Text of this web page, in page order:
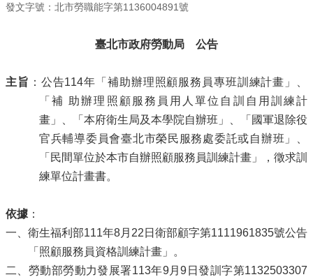
發文字號：北市勞職能字第1136004891號
臺北市政府勞動局 公告
主旨 ：公告114年「補助辦理照顧服務員專班訓練計畫」、
「補 助辦理照顧服務員用人單位自訓自用訓練計
畫」、「本府衛生局及本學院自辦班」、「國軍退除役
官兵輔導委員會臺北市榮民服務處委託或自辦班」、
「民間單位於本市自辦照顧服務員訓練計畫」，徵求訓
練單位計畫書。
依據 ：
一、衛生福利部111年8月22日衛部顧字第1111961835號公告
「照顧服務員資格訓練計畫」。
二、勞動部勞動力發展署113年9月9日發訓字第1132503307